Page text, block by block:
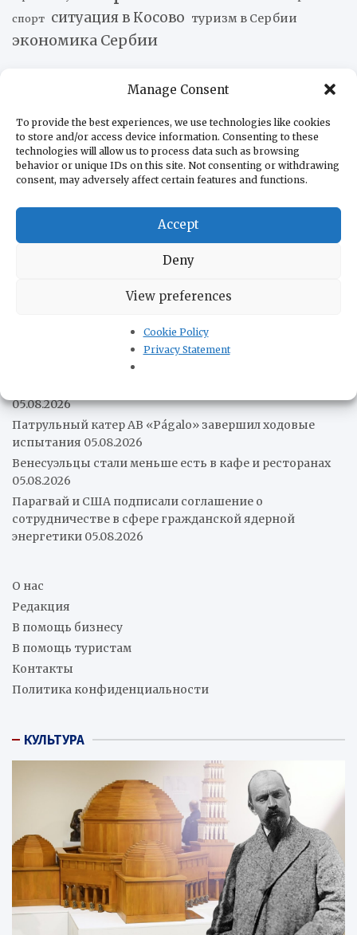
Manage Consent
To provide the best experiences, we use technologies like cookies
to store and/or access device information. Consenting to these
technologies will allow us to process data such as browsing
behavior or unique IDs on this site. Not consenting or withdrawing
consent, may adversely affect certain features and functions.
Accept
Deny
View preferences
Cookie Policy
Privacy Statement
спорт ситуация в Косово туризм в Сербии
экономика Сербии
Новости наших друзей
Leonardo представила ВМС Чили свои артиллерийские
системы06.08.2026
Рафаэль Мачадо: Контекст атак Милея на Бразилию
06.08.2026
безопасности в отдельных зонах Панамского канала
Петро представил отчёт Интерпола, опровергающий
06.08.2026
Пожар на химических заводах в Чили удалось
Колумбия покинет китайский «Шелковый путь»
Нам нужен организованный латиноамериканский
05.08.2026
Патрульный катер AB «Págalo» завершил ходовые
испытания 05.08.2026
Венесуэльцы стали меньше есть в кафе и ресторанах
05.08.2026
Парагвай и США подписали соглашение о
сотрудничестве в сфере гражданской ядерной
энергетики 05.08.2026
О нас
Редакция
В помощь бизнесу
В помощь туристам
Контакты
Политика конфиденциальности
КУЛЬТУРА